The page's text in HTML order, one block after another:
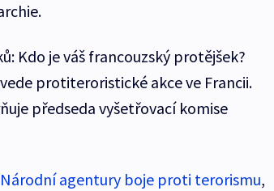
Kdo je váš francouzský protějšek?
protiteroristické akce ve Francii.
předseda vyšetřovací komise
agentury boje proti terorismu,